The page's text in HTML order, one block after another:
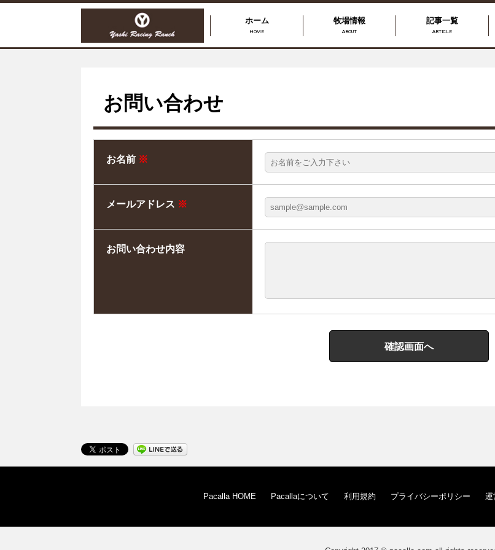
ホーム
HOME
牧場情報
ABOUT
記事一覧
ARTICLE
お問い合わせ
お名前 ※
メールアドレス ※
お問い合わせ内容
Pacalla HOME Pacallaについて 利用規約 プライバシーポリシー 運